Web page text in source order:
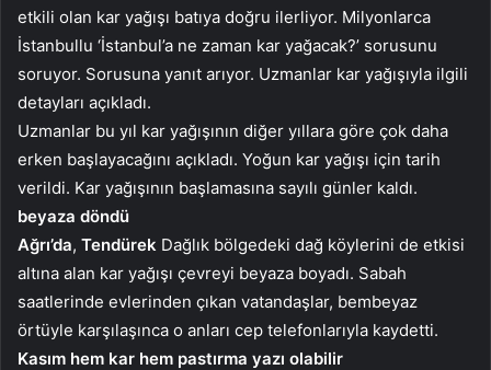
etkili olan kar yağışı batıya doğru ilerliyor. Milyonlarca
İstanbullu ‘İstanbul’a ne zaman kar yağacak?’ sorusunu
soruyor. Sorusuna yanıt arıyor. Uzmanlar kar yağışıyla ilgili
detayları açıkladı.
Uzmanlar bu yıl kar yağışının diğer yıllara göre çok daha
erken başlayacağını açıkladı. Yoğun kar yağışı için tarih
verildi. Kar yağışının başlamasına sayılı günler kaldı.
beyaza döndü
Ağrı’da, Tendürek Dağlık bölgedeki dağ köylerini de etkisi
altına alan kar yağışı çevreyi beyaza boyadı. Sabah
saatlerinde evlerinden çıkan vatandaşlar, bembeyaz
örtüyle karşılaşınca o anları cep telefonlarıyla kaydetti.
Kasım hem kar hem pastırma yazı olabilir